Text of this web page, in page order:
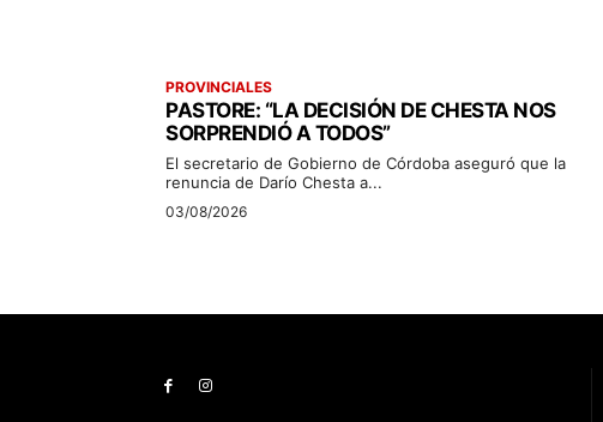
PROVINCIALES
PASTORE: “LA DECISIÓN DE CHESTA NOS
SORPRENDIÓ A TODOS”
El secretario de Gobierno de Córdoba aseguró que la
renuncia de Darío Chesta a...
03/08/2026